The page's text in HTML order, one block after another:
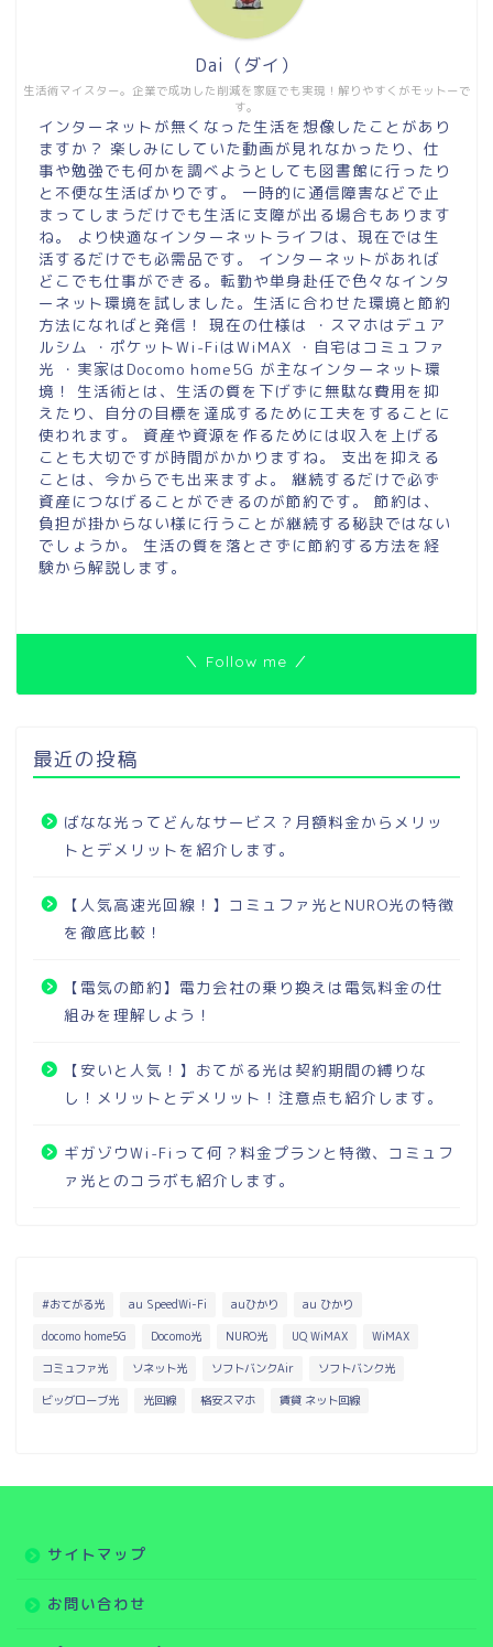
生活術マイスター。企業で成功した削減を家庭でも実現！解りやすくがモットーで
す。
Dai（ダイ）
インターネットが無くなった生活を想像したことがあり
ますか？ 楽しみにしていた動画が見れなかったり、仕
事や勉強でも何かを調べようとしても図書館に行ったり
と不便な生活ばかりです。 一時的に通信障害などで止
まってしまうだけでも生活に支障が出る場合もあります
ね。 より快適なインターネットライフは、現在では生
活するだけでも必需品です。 インターネットがあれば
どこでも仕事ができる。転勤や単身赴任で色々なインタ
ーネット環境を試しました。生活に合わせた環境と節約
方法になればと発信！ 現在の仕様は ・スマホはデュア
ルシム ・ポケットWi-FiはWiMAX ・自宅はコミュファ
光 ・実家はDocomo home5G が主なインターネット環
境！ 生活術とは、生活の質を下げずに無駄な費用を抑
えたり、自分の目標を達成するために工夫をすることに
使われます。 資産や資源を作るためには収入を上げる
ことも大切ですが時間がかかりますね。 支出を抑える
ことは、今からでも出来ますよ。 継続するだけで必ず
資産につなげることができるのが節約です。 節約は、
負担が掛からない様に行うことが継続する秘訣ではない
でしょうか。 生活の質を落とさずに節約する方法を経
験から解説します。
＼ Follow me ／
最近の投稿
ばなな光ってどんなサービス？月額料金からメリッ
トとデメリットを紹介します。
【人気高速光回線！】コミュファ光とNURO光の特徴
を徹底比較！
【電気の節約】電力会社の乗り換えは電気料金の仕
組みを理解しよう！
【安いと人気！】おてがる光は契約期間の縛りな
し！メリットとデメリット！注意点も紹介します。
ギガゾウWi-Fiって何？料金プランと特徴、コミュフ
ァ光とのコラボも紹介します。
#おてがる光 au SpeedWi-Fi auひかり au ひかり
docomo home5G Docomo光 NURO光 UQ WiMAX WiMAX
コミュファ光 ソネット光 ソフトバンクAir ソフトバンク光
ビッグローブ光 光回線 格安スマホ 賃貸 ネット回線
サイトマップ
お問い合わせ